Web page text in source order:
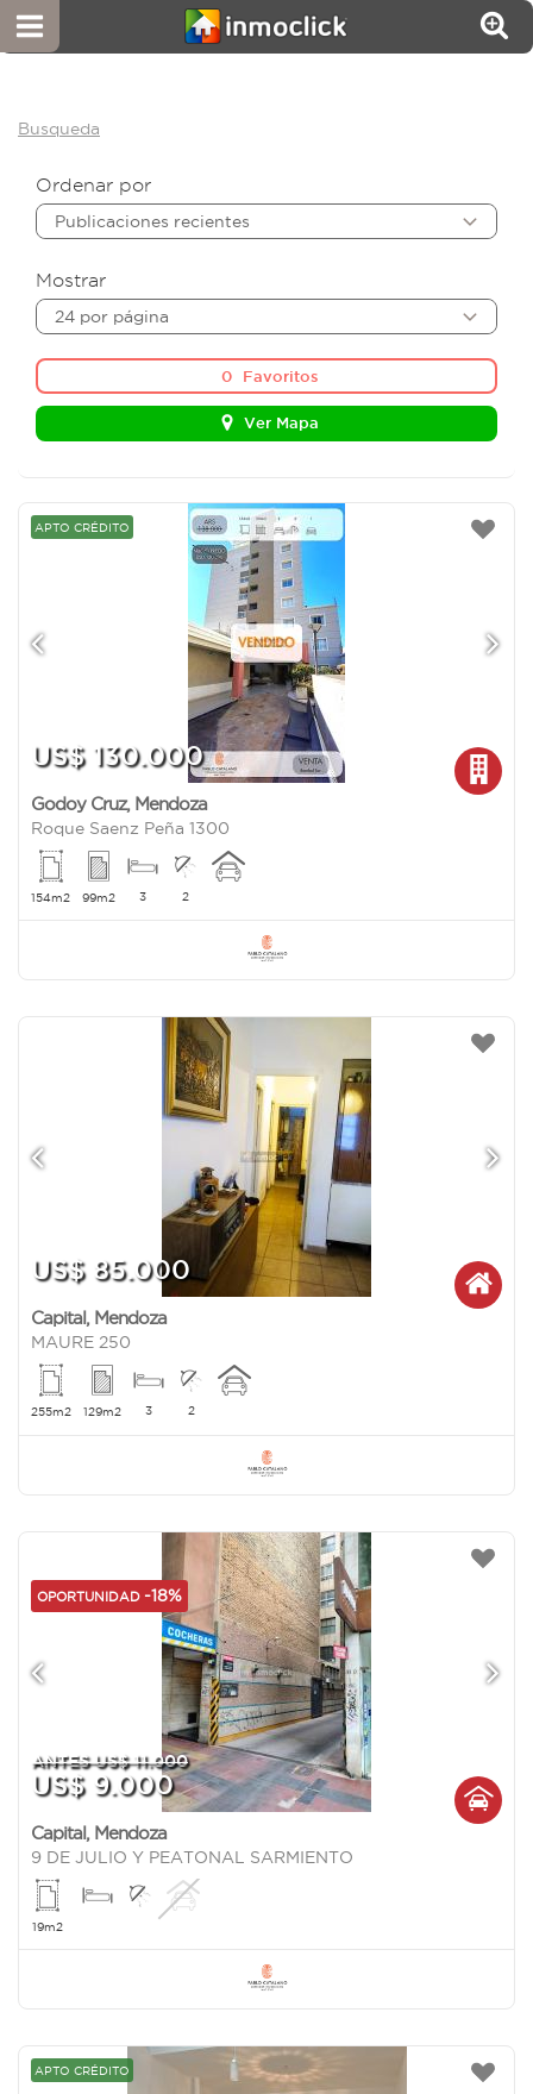
Busqueda
Ordenar por
Publicaciones recientes
Mostrar
24 por página
0 Favoritos
Ver Mapa
APTO CRÉDITO
US$ 130.000
Godoy Cruz, Mendoza
Roque Saenz Peña 1300
154m2 99m2 3 2
US$ 85.000
Capital, Mendoza
MAURE 250
255m2 129m2 3 2
OPORTUNIDAD -18%
ANTES US$ 11.000
US$ 9.000
Capital, Mendoza
9 DE JULIO Y PEATONAL SARMIENTO
19m2
APTO CRÉDITO